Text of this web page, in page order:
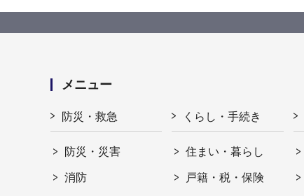
メニュー
防災・救急
防災・災害
消防
くらし・手続き
住まい・暮らし
戸籍・税・保険